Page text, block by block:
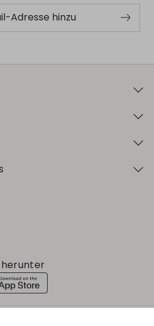
Store
Store
Store
Store
Store
Adresse hinzu
herunter